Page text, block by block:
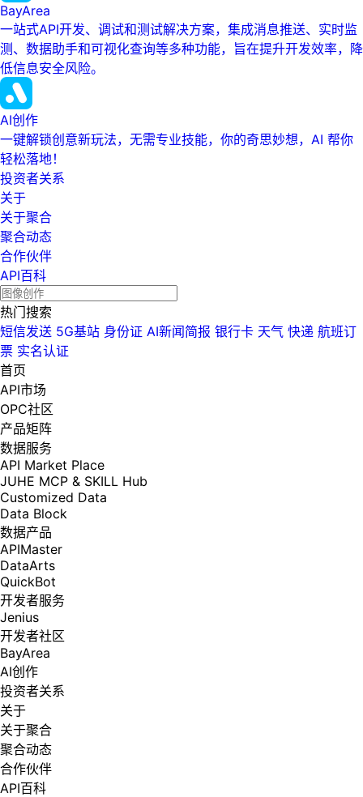
BayArea
一站式API开发、调试和测试解决方案，集成消息推送、实时监
测、数据助手和可视化查询等多种功能，旨在提升开发效率，降
低信息安全风险。
AI创作
一键解锁创意新玩法，无需专业技能，你的奇思妙想，AI 帮你
轻松落地！
投资者关系
关于
关于聚合
聚合动态
合作伙伴
API百科
热门搜索
短信发送 5G基站 身份证 AI新闻简报 银行卡 天气 快递 航班订
票 实名认证
首页
API市场
OPC社区
产品矩阵
数据服务
API Market Place
JUHE MCP & SKILL Hub
Customized Data
Data Block
数据产品
APIMaster
DataArts
QuickBot
开发者服务
Jenius
开发者社区
BayArea
AI创作
投资者关系
关于
关于聚合
聚合动态
合作伙伴
API百科